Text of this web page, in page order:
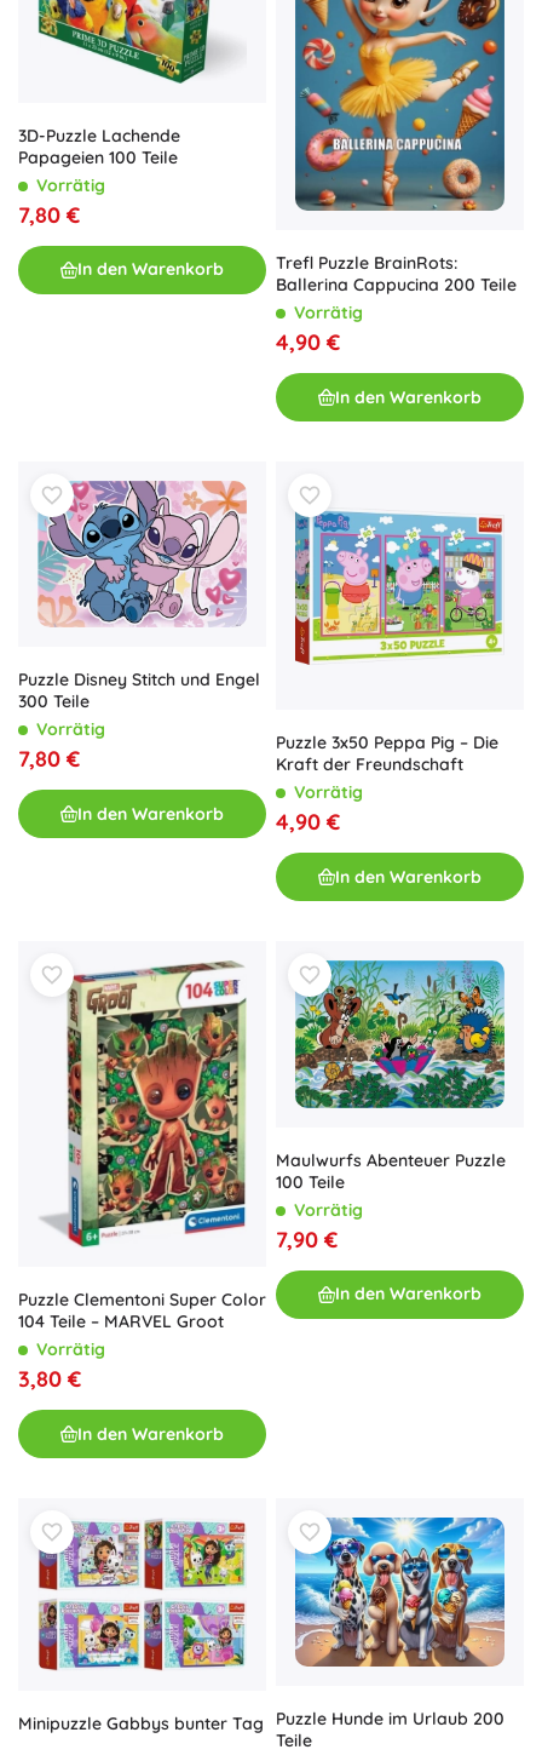
3D-Puzzle Lachende
Papageien 100 Teile
Vorrätig
7,80 €
In den Warenkorb
Trefl Puzzle BrainRots:
Ballerina Cappucina 200 Teile
Vorrätig
4,90 €
In den Warenkorb
Puzzle Disney Stitch und Engel
300 Teile
Vorrätig
7,80 €
In den Warenkorb
Puzzle 3x50 Peppa Pig – Die
Kraft der Freundschaft
Vorrätig
4,90 €
In den Warenkorb
Puzzle Clementoni Super Color
104 Teile – MARVEL Groot
Vorrätig
3,80 €
In den Warenkorb
Maulwurfs Abenteuer Puzzle
100 Teile
Vorrätig
7,90 €
In den Warenkorb
Minipuzzle Gabbys bunter Tag
Puzzle Hunde im Urlaub 200
Teile